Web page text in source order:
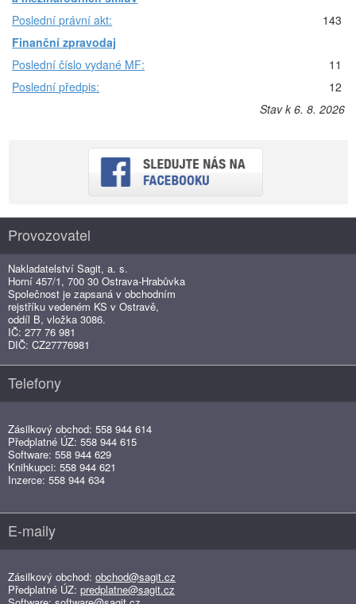
Poslední právní akt:
143
Finanční zpravodaj
Poslední číslo vydané MF:
11
Poslední předpis:
12
Stav k 6. 8. 2026
Provozovatel
Nakladatelství Sagit, a. s.
Horní 457/1, 700 30 Ostrava-Hrabůvka
Společnost je zapsaná v obchodním
rejstříku vedeném KS v Ostravě,
oddíl B, vložka 3086.
IČ: 277 76 981
DIČ: CZ27776981
Telefony
Zásilkový obchod: 558 944 614
Předplatné ÚZ: 558 944 615
Software: 558 944 629
Knihkupci: 558 944 621
Inzerce: 558 944 634
E-maily
Zásilkový obchod: obchod@sagit.cz
Předplatné ÚZ: predplatne@sagit.cz